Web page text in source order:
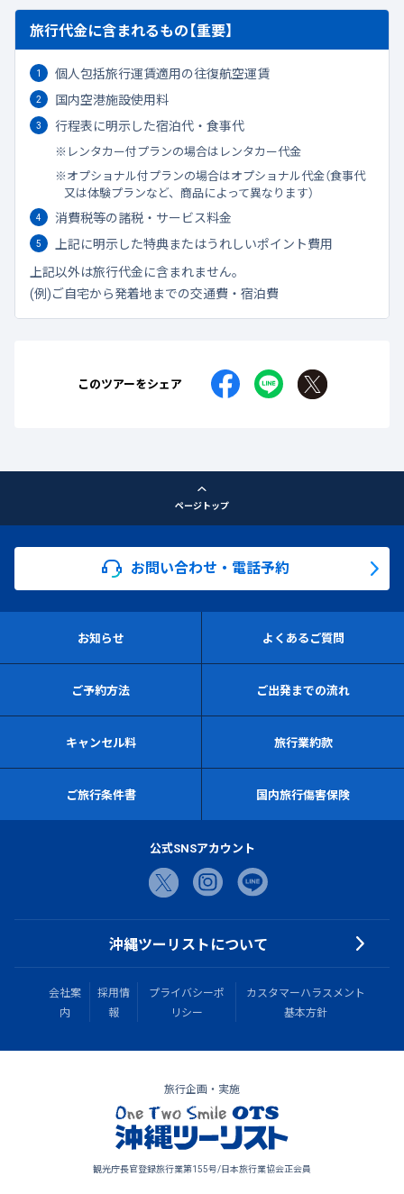
旅行代金に含まれるもの【重要】
個人包括旅行運賃適用の往復航空運賃
国内空港施設使用料
行程表に明示した宿泊代・食事代
レンタカー付プランの場合はレンタカー代金
オプショナル付プランの場合はオプショナル代金（食事代
又は体験プランなど、商品によって異なります）
消費税等の諸税・サービス料金
上記に明示した特典またはうれしいポイント費用
上記以外は旅行代金に含まれません。
(例)ご自宅から発着地までの交通費・宿泊費
このツアーをシェア
ページトップ
お問い合わせ・電話予約
お知らせ よくあるご質問
ご予約方法 ご出発までの流れ
キャンセル料 旅行業約款
ご旅行条件書 国内旅行傷害保険
公式SNSアカウント
沖縄ツーリストについて
会社案
内
採用情
報
プライバシーポ
リシー
カスタマーハラスメント
基本方針
旅行企画・実施
観光庁長官登録旅行業第155号/日本旅行業協会正会員